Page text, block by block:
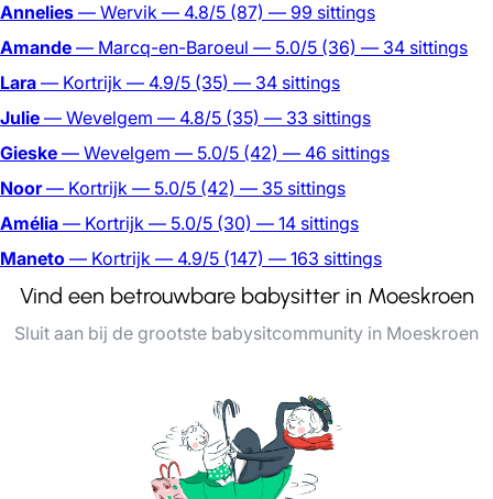
Annelies — Wervik — 4.8/5 (87) — 99 sittings
Amande — Marcq-en-Baroeul — 5.0/5 (36) — 34 sittings
Lara — Kortrijk — 4.9/5 (35) — 34 sittings
Julie — Wevelgem — 4.8/5 (35) — 33 sittings
Gieske — Wevelgem — 5.0/5 (42) — 46 sittings
Noor— Kortrijk — 5.0/5 (42) — 35 sittings
Amélia — Kortrijk — 5.0/5 (30) — 14 sittings
Maneto — Kortrijk — 4.9/5 (147) — 163 sittings
Vind een betrouwbare babysitter in Moeskroen
Sluit aan bij de grootste babysitcommunity in Moeskroen